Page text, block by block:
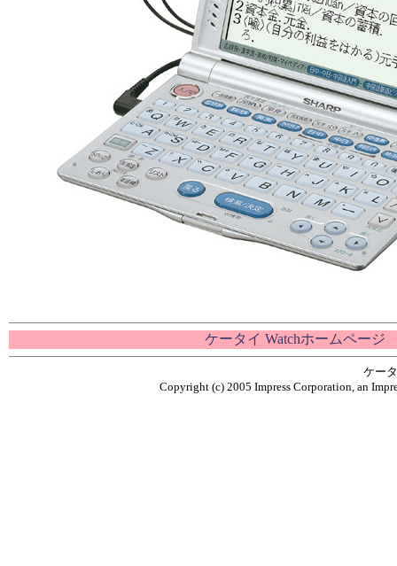
ケータイ Watchホームページ
ケー
Copyright (c) 2005 Impress Corporation, an